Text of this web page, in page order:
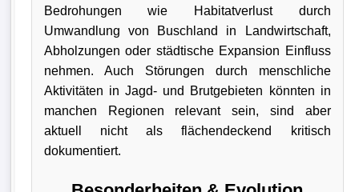
Bedrohungen wie Habitatverlust durch
Umwandlung von Buschland in Landwirtschaft,
Abholzungen oder städtische Expansion Einfluss
nehmen. Auch Störungen durch menschliche
Aktivitäten in Jagd- und Brutgebieten könnten in
manchen Regionen relevant sein, sind aber
aktuell nicht als flächendeckend kritisch
dokumentiert.